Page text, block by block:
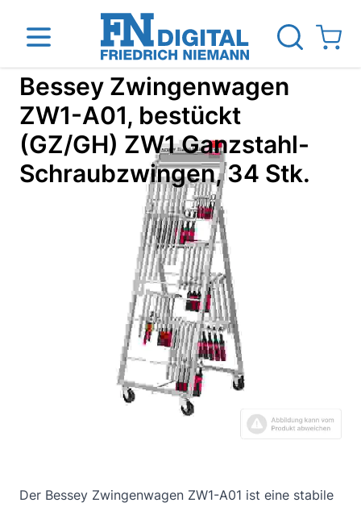
Direkt zum Inhalt
Das Unternehmen Standorte News Blog
View
Bessey Zwingenwagen
ZW1-A01, bestückt
(GZ/GH) ZW1 Ganzstahl-
Schraubzwingen, 34 Stk.
Der Bessey Zwingenwagen ZW1-A01 ist eine stabile